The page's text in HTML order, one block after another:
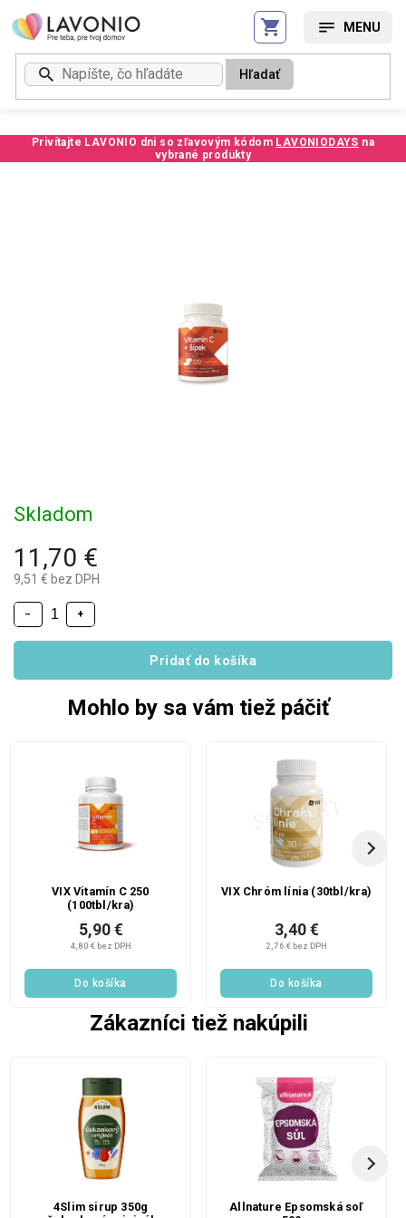
Prejsť
na
obsah
Privítajte LAVONIO dni so zľavovým kódom LAVONIODAYS na
vybrané produkty
Hľadať
Kód: 248811SC
11,70 €
9,51 € bez DPH
Skladom
+
−
Pridať do košíka
Mohlo by sa vám tiež páčiť
VIX Vitamín C 250
(100tbl/kra)
4,80 € bez DPH
5,90 €
Do košíka
VIX Chróm línia (30tbl/kra)
2,76 € bez DPH
3,40 €
Do košíka
Zákazníci tiež nakúpili
4Slim sirup 350g
Allnature Epsomská soľ